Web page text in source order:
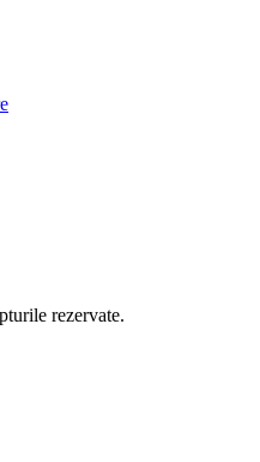
rezervate.